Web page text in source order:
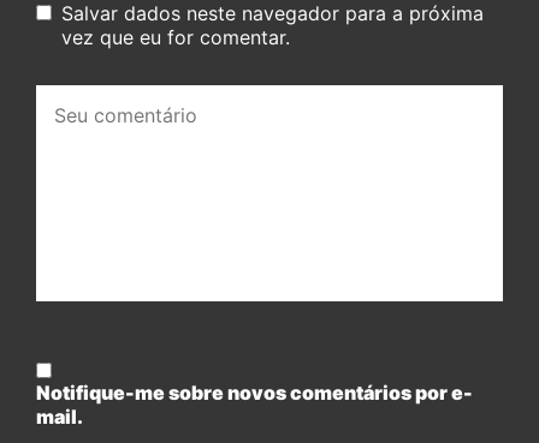
Salvar dados neste navegador para a próxima
vez que eu for comentar.
comentário:
Notifique-me sobre novos comentários por e-
mail.